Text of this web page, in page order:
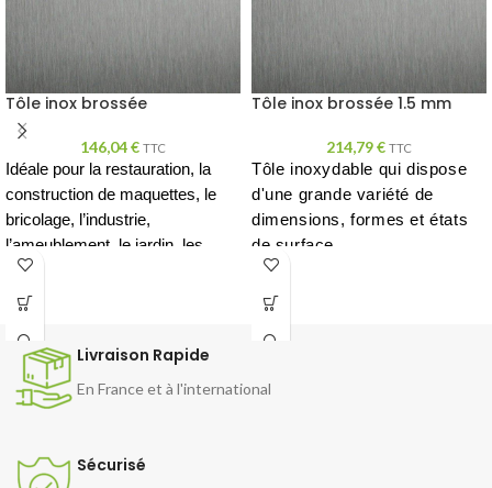
Tôle inox brossée
146,04€ TTC
Idéale pour la restauration, la
construction de maquettes, le
bricolage, l’industrie,
l’ameublement, le jardin, les
pièces de finition et plus encore !
Tôle inox brossée 1.5 mm
214,79€ TTC
Tôle inoxydable qui dispose
d'une grande variété de
dimensions, formes et états
de surface.
Livraison Rapide
En France et à l'international
Sécurisé